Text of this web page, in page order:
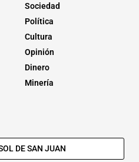
Sociedad
Política
Cultura
Opinión
Dinero
Minería
DE SAN JUAN